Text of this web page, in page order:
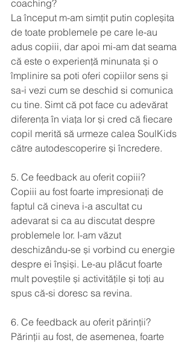
coaching?
La început m-am simțit putin copleșita
de toate problemele pe care le-au
adus copiii, dar apoi mi-am dat seama
că este o experiență minunata și o
împlinire sa poti oferi copiilor sens și
sa-i vezi cum se deschid si comunica
cu tine. Simt că pot face cu adevărat
diferența în viața lor și cred că fiecare
copil merită să urmeze calea SoulKids
către autodescoperire și încredere.
5. Ce feedback au oferit copiii?
Copiii au fost foarte impresionați de
faptul că cineva i-a ascultat cu
adevarat si ca au discutat despre
problemele lor. I-am văzut
deschizându-se și vorbind cu energie
despre ei înșiși. Le-au plăcut foarte
mult poveștile și activitățile și toți au
spus că-si doresc sa revina.
6. Ce feedback au oferit părinții?
Părinții au fost, de asemenea, foarte